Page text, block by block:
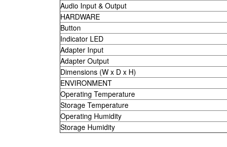
Audio Input & Output
HARDWARE
Button
Indicator LED
Adapter Input
Adapter Output
Dimensions (W x D x H)
ENVIRONMENT
Operating Temperature
Storage Temperature
Operating Humidity
Storage Humidity